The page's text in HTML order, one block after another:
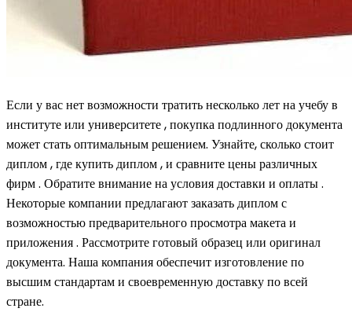
Если у вас нет возможности тратить несколько лет на учебу в
институте или университете , покупка подлинного документа
может стать оптимальным решением. Узнайте, сколько стоит
диплом , где купить диплом , и сравните цены различных
фирм . Обратите внимание на условия доставки и оплаты .
Некоторые компании предлагают заказать диплом с
возможностью предварительного просмотра макета и
приложения . Рассмотрите готовый образец или оригинал
документа. Наша компания обеспечит изготовление по
высшим стандартам и своевременную доставку по всей
стране.